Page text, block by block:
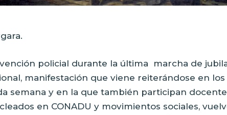
policial durante la última
marcha de
manifestación que viene reiterándose en
semana y en la que también participan
en CONADU y movimientos sociales,